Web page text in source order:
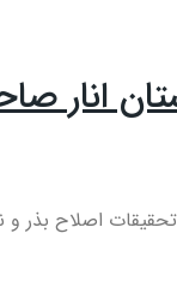
انار
اصلاح بذر و